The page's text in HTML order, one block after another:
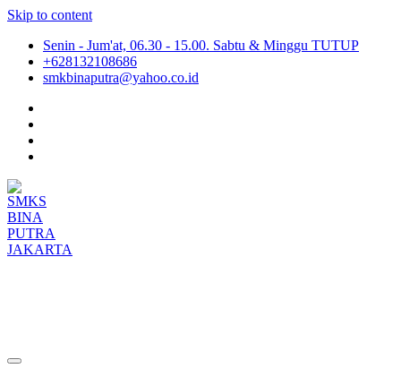
Skip to content
Senin - Jum'at, 06.30 - 15.00. Sabtu & Minggu TUTUP
+628132108686
smkbinaputra@yahoo.co.id